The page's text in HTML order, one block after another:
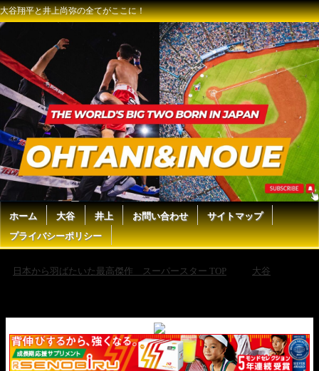
大谷翔平と井上尚弥の全てがここに！
ホーム 大谷 井上 お問い合わせ
サイトマップ
プライバシーポリシー
日本から羽ばたいた最高傑作 スーパースター TOP
大谷